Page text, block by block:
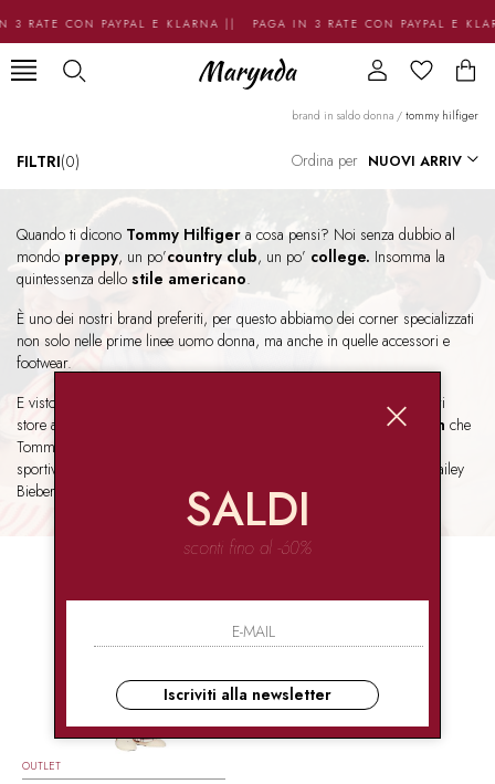
3 RATE CON PAYPAL E KLARNA || PAGA IN 3 RATE CON PAYPAL E
brand in saldo donna / tommy hilfiger
FILTRI(0) Ordina per
Quando ti dicono Tommy Hilfiger a cosa pensi? Noi senza dubbio al
mondo preppy, un po’country club, un po’ college. Insomma la
quintessenza dello stile americano.
È uno dei nostri brand preferiti, per questo abbiamo dei corner specializzati
non solo nelle prime linee uomo donna, ma anche in quelle accessori e
footwear.
E visto che da Marynda non ci facciamo mancare mai niente, nei nostri
store abbiamo anche tutte le
limited edition che
Tommy Hilfiger rilascia ogni anno in collaborazione con it-girl, attori,
sportivi, influencer. Ti dicono qualcosa Gigi Hadid, Zendaya, Jisoo, Hailey
Bieber e Hamilton?
OUTLET
SALDI
sconti fino al -60%
Iscriviti alla newsletter